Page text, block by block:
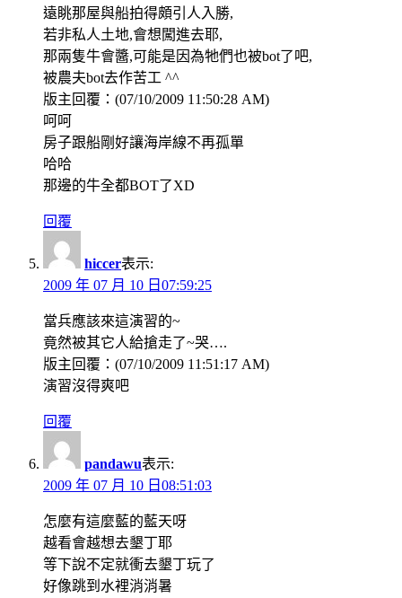
遠眺那屋與船拍得頗引人入勝,
若非私人土地,會想闖進去耶,
那兩隻牛會醬,可能是因為牠們也被bot了吧,
被農夫bot去作苦工 ^^
版主回覆：(07/10/2009 11:50:28 AM)
呵呵
房子跟船剛好讓海岸線不再孤單
哈哈
那邊的牛全都BOT了XD
回覆
hiccer表示:
2009 年 07 月 10 日07:59:25
當兵應該來這演習的~
竟然被其它人給搶走了~哭….
版主回覆：(07/10/2009 11:51:17 AM)
演習沒得爽吧
回覆
pandawu表示:
2009 年 07 月 10 日08:51:03
怎麼有這麼藍的藍天呀
越看會越想去墾丁耶
等下說不定就衝去墾丁玩了
好像跳到水裡消消暑